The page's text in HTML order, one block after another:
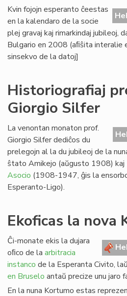
Kvin fojojn esperanto ĉeestas
en la kalendaro de la socie
plej gravaj kaj rimarkindaj jubileoj,
Bulgario en 2008 (aﬁŝita interalie
sinsekvo de la datoj]
Historiografiaj
Giorgio Silfer
La venontan monaton prof.
Giorgio Silfer dediĉos du
prelegojn al la du jubileoj de la
ŝtato Amikejo (aŭgusto 1908) kaj
Asocio (1908-1947, ĝis la
Esperanto-Ligo).
Ekoficas la nova
Ĉi-monate ekis la dujara
oﬁco de la arbitracia
instanco de la Esperanta Civito,
en Bruselo antaŭ precize unu jaro
En la nuna Kortumo estas